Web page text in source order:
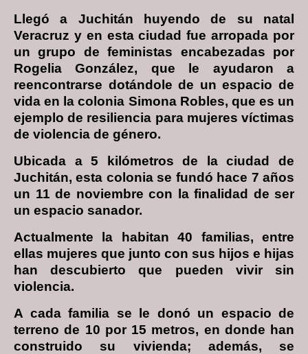
Llegó a Juchitán huyendo de su natal
Veracruz y en esta ciudad fue arropada por
un grupo de feministas encabezadas por
Rogelia González, que le ayudaron a
reencontrarse dotándole de un espacio de
vida en la colonia Simona Robles, que es un
ejemplo de resiliencia para mujeres víctimas
de violencia de género.
Ubicada a 5 kilómetros de la ciudad de
Juchitán, esta colonia se fundó hace 7 años
un 11 de noviembre con la finalidad de ser
un espacio sanador.
Actualmente la habitan 40 familias, entre
ellas mujeres que junto con sus hijos e hijas
han descubierto que pueden vivir sin
violencia.
A cada familia se le donó un espacio de
terreno de 10 por 15 metros, en donde han
construido su vivienda; además, se